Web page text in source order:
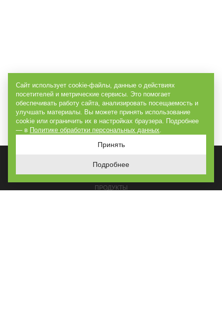
ГЛАВНАЯ
ПРОДУКТЫ
Сайт использует cookie-файлы, данные о действиях
посетителей и метрические сервисы. Это помогает
обеспечивать работу сайта, анализировать посещаемость и
улучшать материалы. Вы можете принять использование
cookie или ограничить их в настройках браузера. Подробнее
— в Политике обработки персональных данных.
Принять
Подробнее